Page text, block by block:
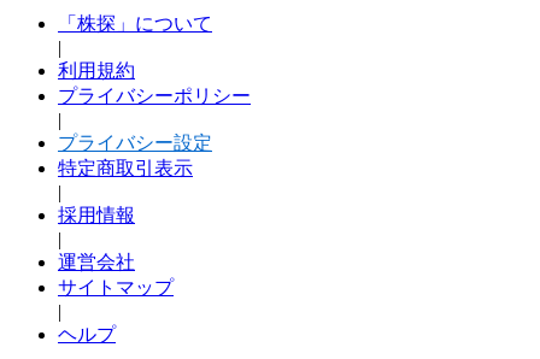
「株探」について
|
利用規約
プライバシーポリシー
|
プライバシー設定
特定商取引表示
|
採用情報
|
運営会社
サイトマップ
|
ヘルプ